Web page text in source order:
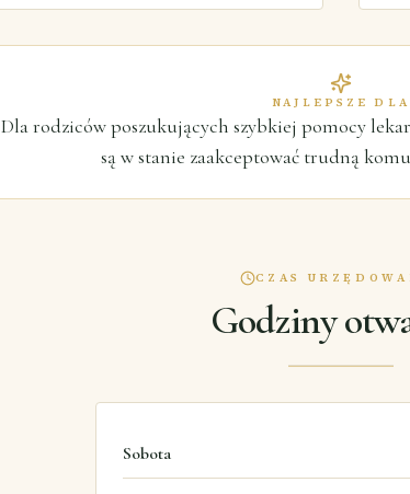
NAJLEPSZE DLA
Dla rodziców poszukujących szybkiej pomocy
są w stanie zaakceptować trudną
CZAS
Godziny
Sobota